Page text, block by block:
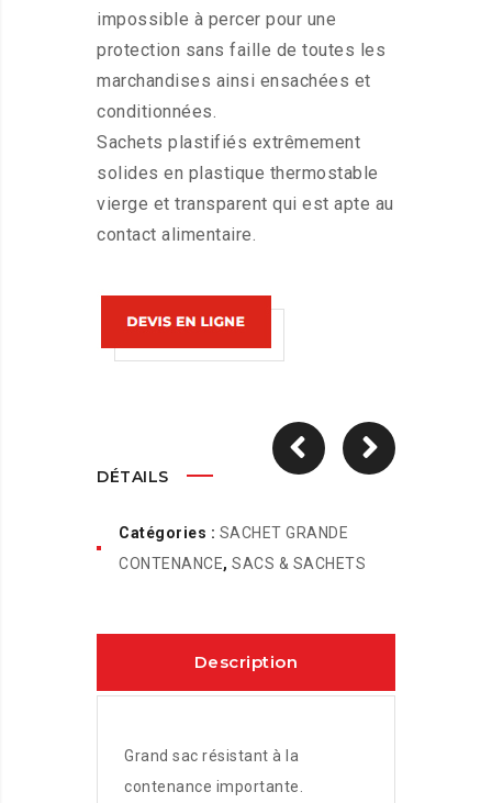
impossible à percer pour une
protection sans faille de toutes les
marchandises ainsi ensachées et
conditionnées.
Sachets plastifiés extrêmement
solides en plastique thermostable
vierge et transparent qui est apte au
contact alimentaire.
DÉTAILS
Catégories : SACHET GRANDE
CONTENANCE, SACS & SACHETS
Description
Grand sac résistant à la
contenance importante.